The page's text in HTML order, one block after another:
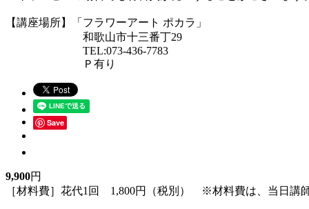
【講座場所】「フラワーアート ポカラ」
和歌山市十三番丁29
TEL:073-436-7783
Ｐ有り
Save
9,900円
［材料費］花代1回 1,800円（税別） ※材料費は、当日講